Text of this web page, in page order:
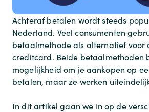
Achteraf betalen wordt steeds
Nederland. Veel consumenten
betaalmethode als alternatief voor
creditcard. Beide betaalmethoden
mogelijkheid om je aankopen op
betalen, maar ze werken
In dit artikel gaan we in op de